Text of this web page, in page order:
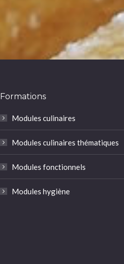
Formations
Modules culinaires
Modules culinaires thématiques
Modules fonctionnels
Modules hygiène